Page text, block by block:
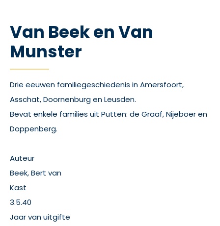
Van Beek en Van
Munster
Drie eeuwen familiegeschiedenis in Amersfoort,
Asschat, Doornenburg en Leusden.
Bevat enkele families uit Putten: de Graaf, Nijeboer en
Doppenberg.
Auteur
Beek, Bert van
Kast
3.5.40
Jaar van uitgifte